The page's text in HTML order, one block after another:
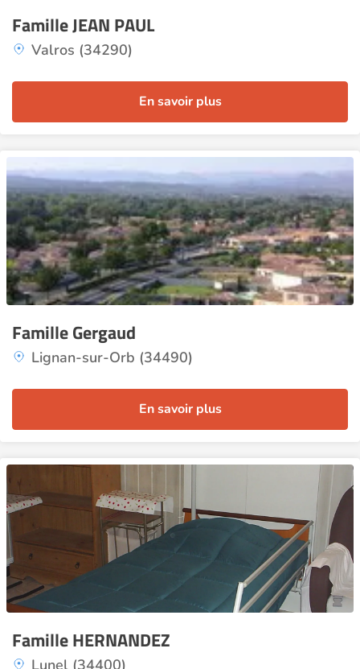
Famille JEAN PAUL
Valros (34290)
En savoir plus
Famille Gergaud
Lignan-sur-Orb (34490)
En savoir plus
Famille HERNANDEZ
Lunel (34400)